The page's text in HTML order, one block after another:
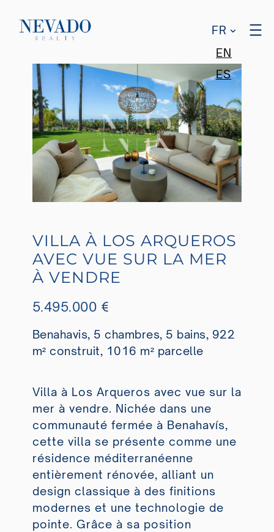
FR
EN
ES
VILLA À LOS ARQUEROS
AVEC VUE SUR LA MER
À VENDRE
5.495.000 €
Benahavis, 5 chambres, 5 bains, 922
m² construit, 1016 m² parcelle
Villa à Los Arqueros avec vue sur la
mer à vendre. Nichée dans une
communauté fermée à Benahavís,
cette villa se présente comme une
résidence méditerranéenne
entièrement rénovée, alliant un
design classique à des finitions
modernes et une technologie de
pointe. Grâce à sa position